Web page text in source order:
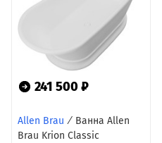
241 500 ₽
Allen Brau / Ванна Allen
Brau Krion Classic